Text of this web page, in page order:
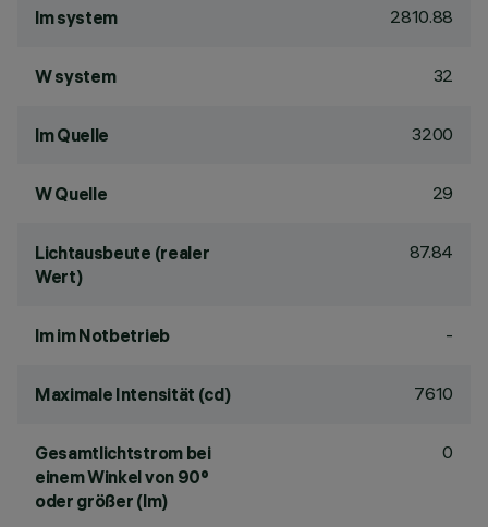
lm system 2810.88
W system 32
lm Quelle 3200
W Quelle 29
Lichtausbeute (realer
Wert)
87.84
lm im Notbetrieb -
Maximale Intensität (cd) 7610
Gesamtlichtstrom bei
einem Winkel von 90°
oder größer (lm)
0